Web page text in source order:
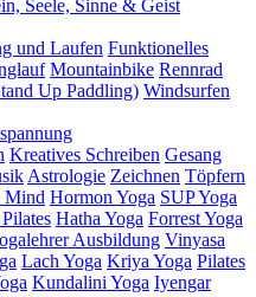
Seele, Sinne & Geist
und Laufen Funktionelles
Mountainbike Rennrad
Up Paddling) Windsurfen
Kreatives Schreiben Gesang
Astrologie Zeichnen Töpfern
Mind Hormon Yoga SUP Yoga
Hatha Yoga Forrest Yoga
Ausbildung Vinyasa
Lach Yoga Kriya Yoga Pilates
Kundalini Yoga Iyengar